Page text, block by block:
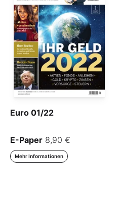
Euro 01/22
E-Paper 8,90 €
Mehr Informationen